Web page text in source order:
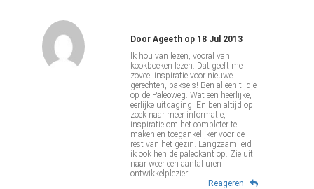
DoorAgeethop 18 Jul 2013
Ik hou van lezen, vooral van
kookboeken lezen. Dat geeft me
zoveel inspiratie voor nieuwe
gerechten, baksels! Ben al een tijdje
op de Paleoweg. Wat een heerlijke,
eerlijke uitdaging! En ben altijd op
zoek naar meer informatie,
inspiratie om het completer te
maken en toegankelijker voor de
rest van het gezin. Langzaam leid
ik ook hen de paleokant op. Zie uit
naar weer een aantal uren
ontwikkelplezier!!
Reageren